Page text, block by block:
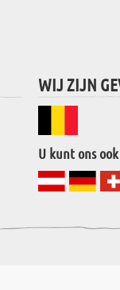
WIJ ZIJN
U kunt ons